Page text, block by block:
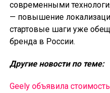
современными
— повышение
стартовые шаги уже
бренда в России.
Другие новости по теме:
Geely объявила